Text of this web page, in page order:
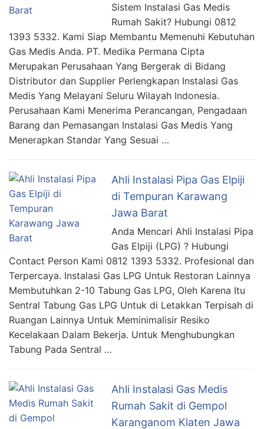
Sistem Instalasi Gas Medis
Rumah Sakit? Hubungi 0812
1393 5332. Kami Siap Membantu Memenuhi Kebutuhan
Gas Medis Anda. PT. Medika Permana Cipta
Merupakan Perusahaan Yang Bergerak di Bidang
Distributor dan Supplier Perlengkapan Instalasi Gas
Medis Yang Melayani Seluru Wilayah Indonesia.
Perusahaan Kami Menerima Perancangan, Pengadaan
Barang dan Pemasangan Instalasi Gas Medis Yang
Menerapkan Standar Yang Sesuai …
Ahli Instalasi Pipa Gas Elpiji
di Tempuran Karawang
Jawa Barat
Anda Mencari Ahli Instalasi Pipa
Gas Elpiji (LPG) ? Hubungi
Contact Person Kami 0812 1393 5332. Profesional dan
Terpercaya. Instalasi Gas LPG Untuk Restoran Lainnya
Membutuhkan 2-10 Tabung Gas LPG, Oleh Karena Itu
Sentral Tabung Gas LPG Untuk di Letakkan Terpisah di
Ruangan Lainnya Untuk Meminimalisir Resiko
Kecelakaan Dalam Bekerja. Untuk Menghubungkan
Tabung Pada Sentral …
Ahli Instalasi Gas Medis
Rumah Sakit di Gempol
Karanganom Klaten Jawa